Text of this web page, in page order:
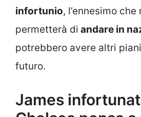
infortunio, l’ennesimo che
permetterà di andare in
potrebbero avere altri
futuro.
James